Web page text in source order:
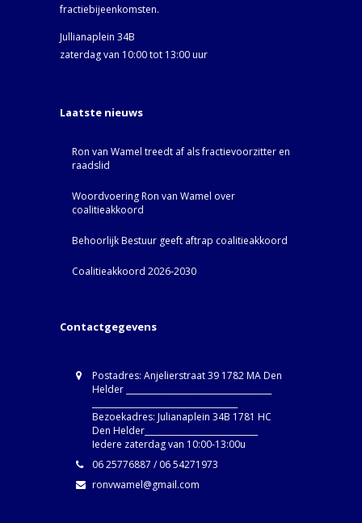
fractiebijeenkomsten.
Jullianaplein 34B
zaterdag van 10:00 tot 13:00 uur
Laatste nieuws
Ron van Wamel treedt af als fractievoorzitter en
raadslid
Woordvoering Ron van Wamel over
coalitieakkoord
Behoorlijk Bestuur geeft aftrap coalitieakkoord
Coalitieakkoord 2026-2030
Contactgegevens
Postadres: Anjelierstraat 39 1782 MA Den
Helder ____________________________________
Bezoekadres: Julianaplein 34B 1781 HC
Den Helder____________________________
Iedere zaterdag van 10:00-13:00u
06 25776887 / 06 54271973
ronvwamel@gmail.com